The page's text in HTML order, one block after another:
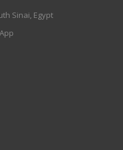
Sinai, Egypt